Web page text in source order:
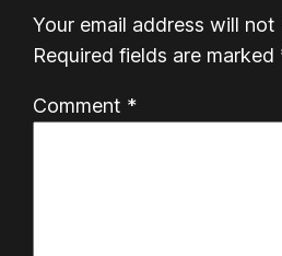
Your email address will not
Required fields are marked
Comment *